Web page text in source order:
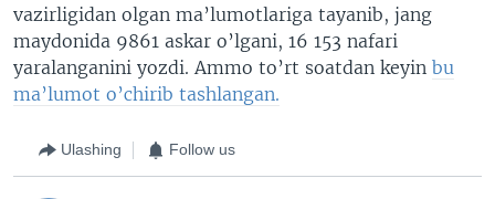
vazirligidan olgan ma’lumotlariga tayanib, jang
maydonida 9861 askar o’lgani, 16 153 nafari
yaralanganini yozdi. Ammo to’rt soatdan keyin bu
ma’lumot o’chirib tashlangan.
Ulashing Follow us